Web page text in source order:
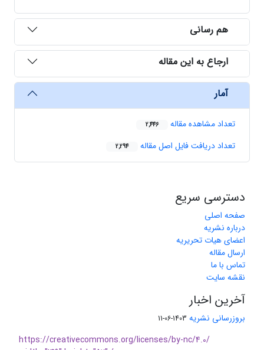
هم رسانی
ارجاع به این مقاله
آمار
تعداد مشاهده مقاله 2,446
تعداد دریافت فایل اصل مقاله 2,294
دسترسی سریع
صفحه اصلی
درباره نشریه
اعضای هیات تحریریه
ارسال مقاله
تماس با ما
نقشه سایت
آخرین اخبار
بروزرسانی نشریه 1403-06-11
https://creativecommons.org/licenses/by-nc/4.0/